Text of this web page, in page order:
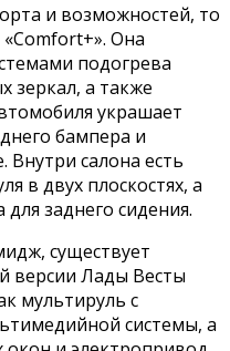
и возможностей, то
Она
подогрева
зеркал, а также
украшает
бампера и
салона есть
в двух плоскостях, а
заднего сидения.
существует
версии Лады Весты
мультируль с
системы, а